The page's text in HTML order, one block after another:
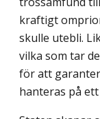
kraftigt
skulle utebli.
vilka som tar
för att
hanteras på